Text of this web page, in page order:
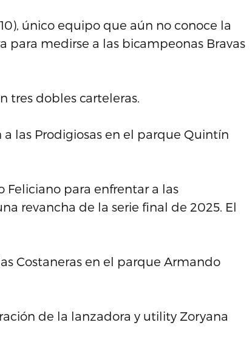
único equipo que aún no conoce la
para medirse a las bicampeonas Bravas
tres dobles carteleras.
a las Prodigiosas en el parque Quintín
Feliciano para enfrentar a las
revancha de la serie final de 2025. El
Costaneras en el parque Armando
de la lanzadora y utility Zoryana